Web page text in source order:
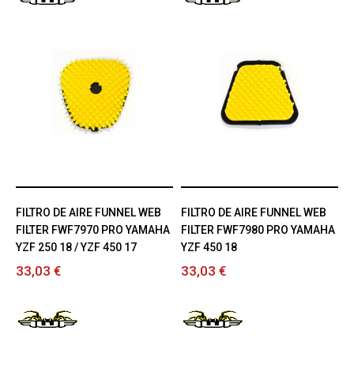
FILTRO DE AIRE FUNNEL WEB
FILTER FWF7970 PRO YAMAHA
YZF 250 18 / YZF 450 17
33,03 €
FILTRO DE AIRE FUNNEL WEB
FILTER FWF7980 PRO YAMAHA
YZF 450 18
33,03 €